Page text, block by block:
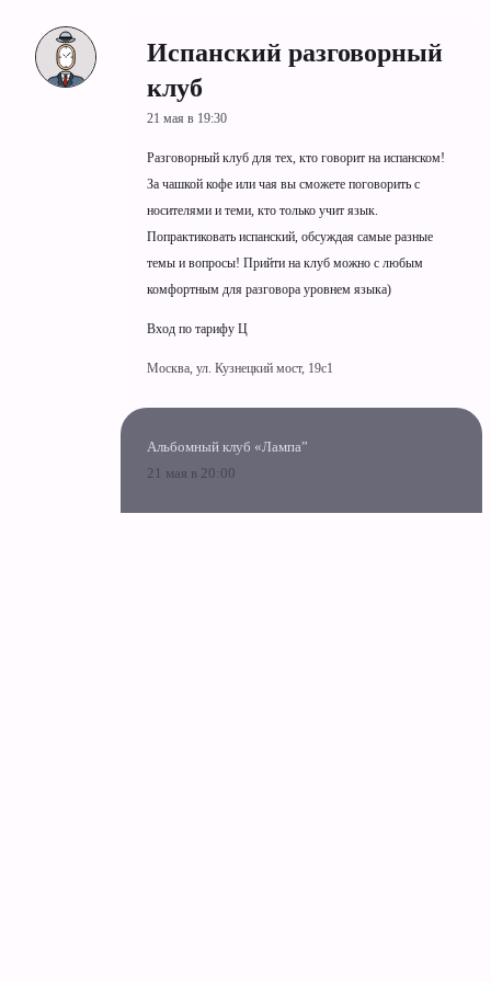
Испанский разговорный
клуб
21 мая в 19:30
Разговорный клуб для тех, кто говорит на испанском!
За чашкой кофе или чая вы сможете поговорить с
носителями и теми, кто только учит язык.
Попрактиковать испанский, обсуждая самые разные
темы и вопросы! Прийти на клуб можно с любым
комфортным для разговора уровнем языка)
Вход по тарифу Ц
Москва, ул. Кузнецкий мост, 19c1
Альбомный клуб «Лампа”
21 мая в 20:00